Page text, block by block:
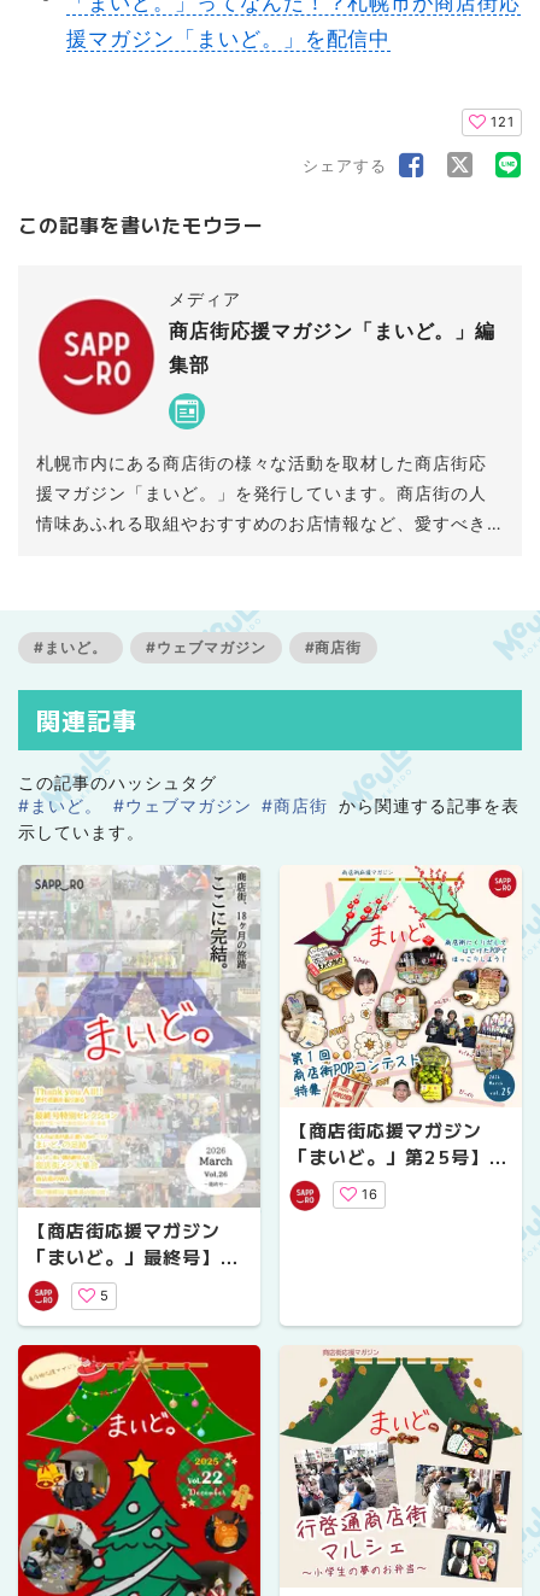
援マガジン「まいど。」を配信中
121
シェアする
この記事を書いたモウラー
メディア
商店街応援マガジン「まいど。」編
集部
札幌市内にある商店街の様々な活動を取材した商店街応
援マガジン「まいど。」を発行しています。商店街の人
情味あふれる取組やおすすめのお店情報など、愛すべき
#まいど。 #ウェブマガジン #商店街
関連記事
この記事のハッシュタグ
#まいど。
#ウェブマガジン #商店街 から関連する記事を表
示しています。
【商店街応援マガジン
「まいど。」最終号】商
店街、18ヶ月の旅路。こ
こに完結！
5
【商店街応援マガジン
「まいど。」第25号】第
１回商店街POPコンテス
ト特集
16